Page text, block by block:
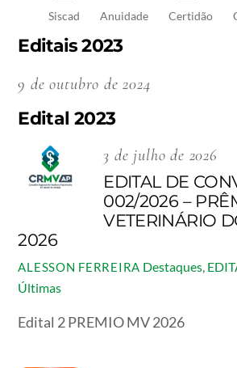
Siscad Anuidade Certidão
Editais 2023
9 de outubro de 2024
Edital 2023
3 de julho de 2026
EDITAL DE
002/2026 –
VETERINÁRIO
2026
ALESSON FERREIRA Destaques,
Últimas
Edital 2 PREMIO MV 2026